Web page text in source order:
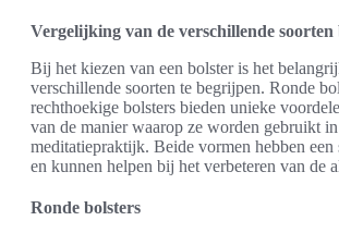
Vergelijking van de verschillende soorten
Bij het kiezen van een bolster is het
verschillende soorten te begrijpen. Ronde
rechthoekige bolsters bieden unieke
van de manier waarop ze worden gebruikt
meditatiepraktijk. Beide vormen hebben
en kunnen helpen bij het verbeteren van de
Ronde bolsters